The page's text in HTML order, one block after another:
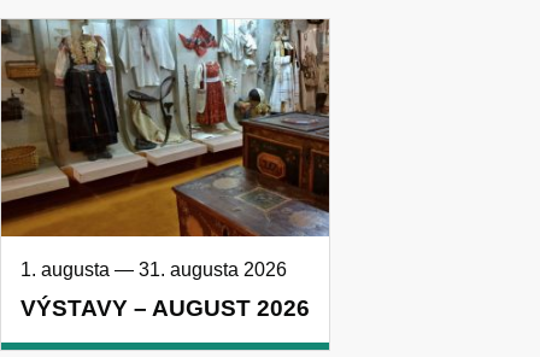
VÝSTAVY – AUGUST 2026
1. augusta — 31. augusta 2026